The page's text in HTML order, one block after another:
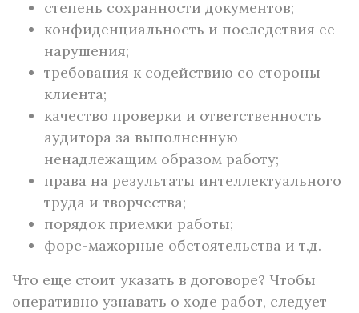
степень сохранности документов;
конфиденциальность и последствия ее
нарушения;
требования к содействию со стороны
клиента;
качество проверки и ответственность
аудитора за выполненную
ненадлежащим образом работу;
права на результаты интеллектуального
труда и творчества;
порядок приемки работы;
форс-мажорные обстоятельства и т.д.
Что еще стоит указать в договоре? Чтобы
оперативно узнавать о ходе работ, следует